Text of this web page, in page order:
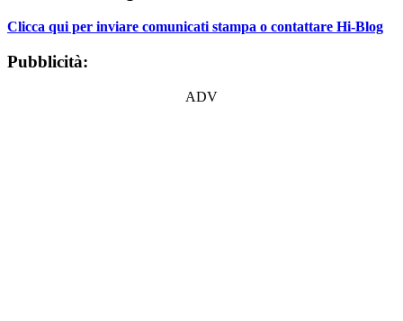
Clicca qui per inviare comunicati stampa o contattare Hi-Blog
Pubblicità:
ADV